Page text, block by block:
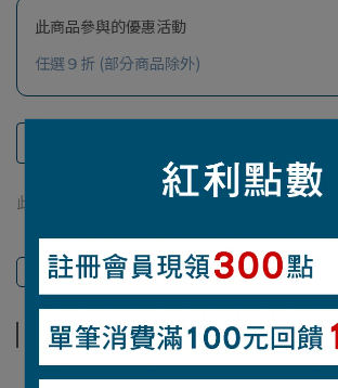
此商品參與的優惠活動
任選９折 (部分商品除外)
此商品 「 最高 」可以折抵紅利 562點 (約等於
商品介紹
商品介紹
【材質】210丹抗撕裂尼龍（聚氨酯塗層）